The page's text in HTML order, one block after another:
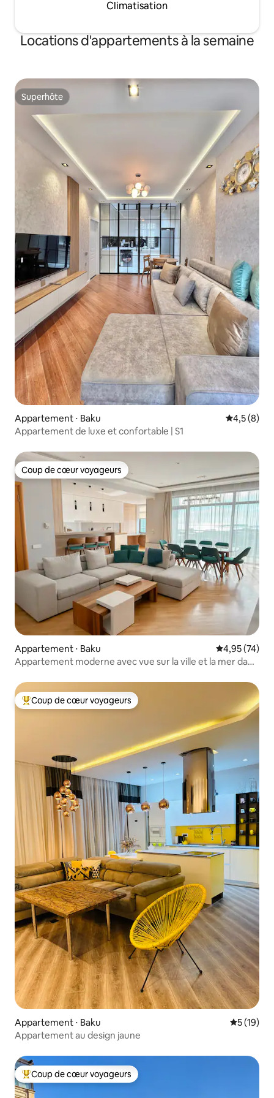
Climatisation
Locations d'appartements à la semaine
Superhôte
Superhôte
Appartement ⋅ Baku Évaluation
4,5 (8)
Appartement de luxe et confortable | S1
Coup de cœur voyageurs
Coup de cœur voyageurs
Appartement ⋅ Baku Évaluation
4,95 (74)
Appartement moderne avec vue sur la ville et la mer dans
Coups de cœur voyageurs les plus appréciés
Coup de cœur voyageurs
Appartement ⋅ Baku
5 (19)
Appartement au design jaune
Coups de cœur voyageurs les plus appréciés
Coup de cœur voyageurs